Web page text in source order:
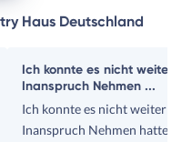
Haus Deutschland
Ich konnte es nicht weiter
Inanspruch Nehmen ...
Ich konnte es nicht weiter
Inanspruch Nehmen hatte